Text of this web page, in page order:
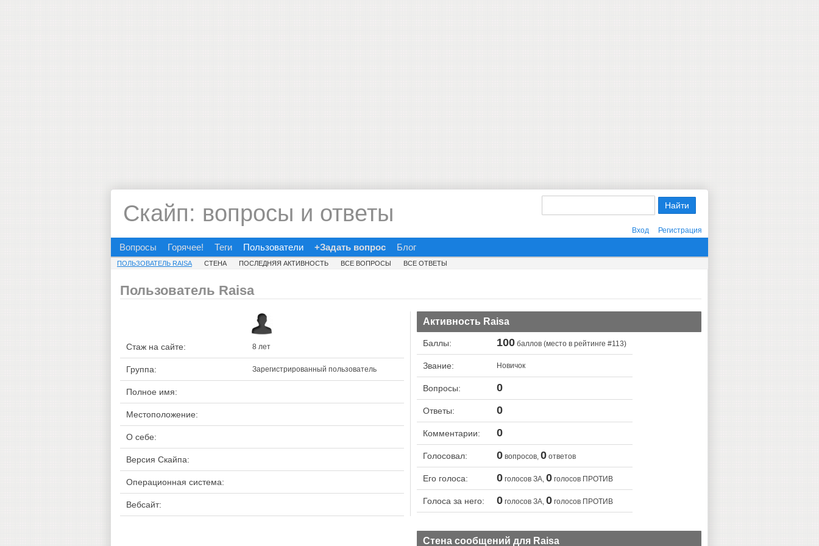
Скайп: вопросы и ответы
Вход Регистрация
Вопросы Горячее! Теги Пользователи +Задать вопрос Блог
ПОЛЬЗОВАТЕЛЬ RAISA СТЕНА ПОСЛЕДНЯЯ АКТИВНОСТЬ ВСЕ ВОПРОСЫ ВСЕ ОТВЕТЫ
Пользователь Raisa
Стаж на сайте: 8 лет
Группа: Зарегистрированный пользователь
Полное имя:
Местоположение:
О себе:
Версия Скайпа:
Операционная система:
Вебсайт:
Активность Raisa
Баллы: 100 баллов (место в рейтинге #113)
Звание: Новичок
Вопросы: 0
Ответы: 0
Комментарии: 0
Голосовал: 0 вопросов, 0 ответов
Его голоса: 0 голосов ЗА, 0 голосов ПРОТИВ
Голоса за него: 0 голосов ЗА, 0 голосов ПРОТИВ
Стена сообщений для Raisa